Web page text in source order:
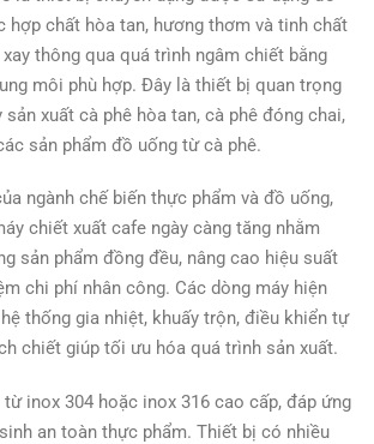
hợp chất hòa tan, hương thơm và tinh chất
thông qua quá trình ngâm chiết bằng
môi phù hợp. Đây là thiết bị quan trọng
xuất cà phê hòa tan, cà phê đóng chai,
sản phẩm đồ uống từ cà phê.
ngành chế biến thực phẩm và đồ uống,
chiết xuất cafe ngày càng tăng nhằm
sản phẩm đồng đều, nâng cao hiệu suất
chi phí nhân công. Các dòng máy hiện
thống gia nhiệt, khuấy trộn, điều khiển tự
chiết giúp tối ưu hóa quá trình sản xuất.
inox 304 hoặc inox 316 cao cấp, đáp ứng
an toàn thực phẩm. Thiết bị có nhiều